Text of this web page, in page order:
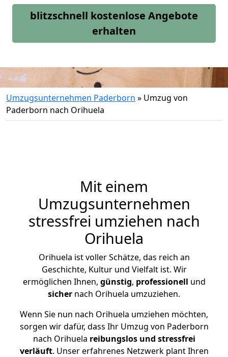
blitzschnell kostenlose Angebote
erhalten
Umzugsunternehmen Paderborn » Umzug von
Paderborn nach Orihuela
Mit einem
Umzugsunternehmen
stressfrei umziehen nach
Orihuela
Orihuela ist voller Schätze, das reich an
Geschichte, Kultur und Vielfalt ist. Wir
ermöglichen Ihnen, günstig, professionell und
sicher nach Orihuela umzuziehen.
Wenn Sie nun nach Orihuela umziehen möchten,
sorgen wir dafür, dass Ihr Umzug von Paderborn
nach Orihuela reibungslos und stressfrei
verläuft. Unser erfahrenes Netzwerk plant Ihren